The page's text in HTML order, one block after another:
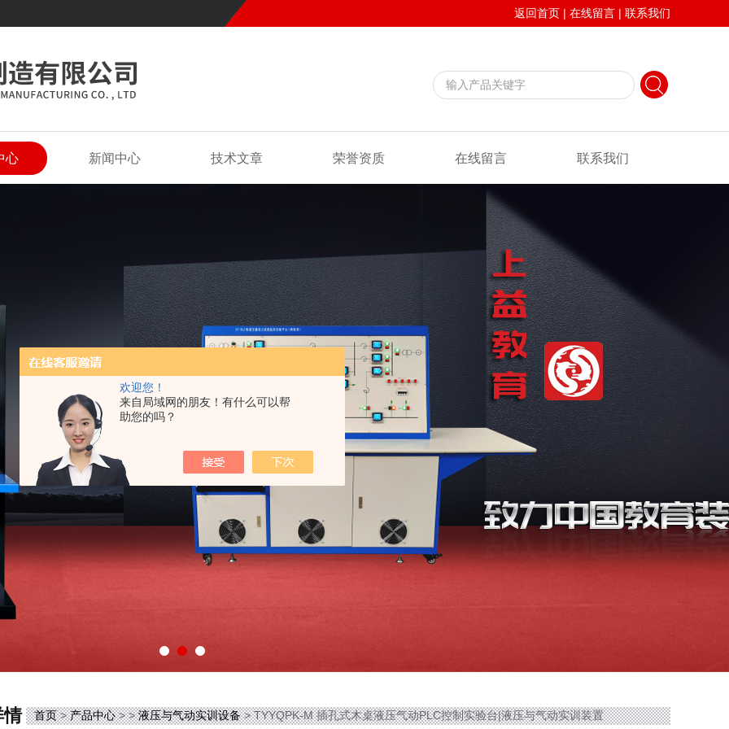
欢迎您！
来自局域网的朋友！有什么可以帮
助您的吗？
返回首页 | 在线留言 | 联系我们
心 新闻中心 技术文章 荣誉资质 在线留言 联系我们
情 首页>产品中心> >液压与气动实训设备> TYYQPK-M 插孔式木桌液压气动PLC控制实验台|液压与气动实训装置